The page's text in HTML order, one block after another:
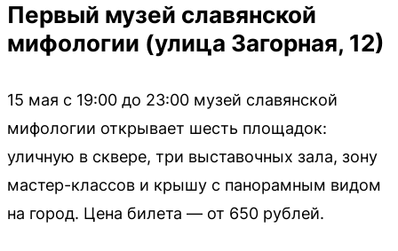
Первый музей славянской
мифологии (улица Загорная, 12)
15 мая с 19:00 до 23:00 музей славянской
мифологии открывает шесть площадок:
уличную в сквере, три выставочных зала, зону
мастер-классов и крышу с панорамным видом
на город. Цена билета — от 650 рублей.